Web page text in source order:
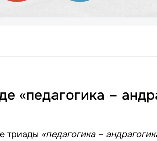
«педагогика –
триады «педагогика –